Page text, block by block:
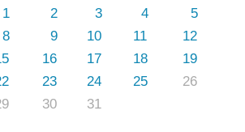
1
2 3 4
5
8 9 10 11
12
16 17 18
19
23 24 25
26
30 31